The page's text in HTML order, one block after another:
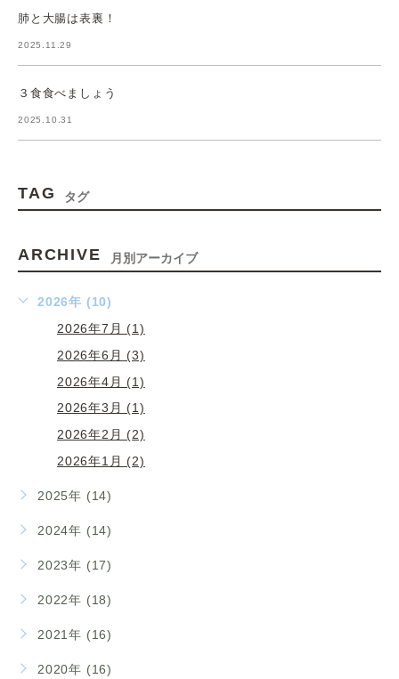
肺と大腸は表裏！
2025.11.29
３食食べましょう
2025.10.31
TAG タグ
ARCHIVE 月別アーカイブ
2026年 (10)
2026年7月 (1)
2026年6月 (3)
2026年4月 (1)
2026年3月 (1)
2026年2月 (2)
2026年1月 (2)
2025年 (14)
2024年 (14)
2023年 (17)
2022年 (18)
2021年 (16)
2020年 (16)